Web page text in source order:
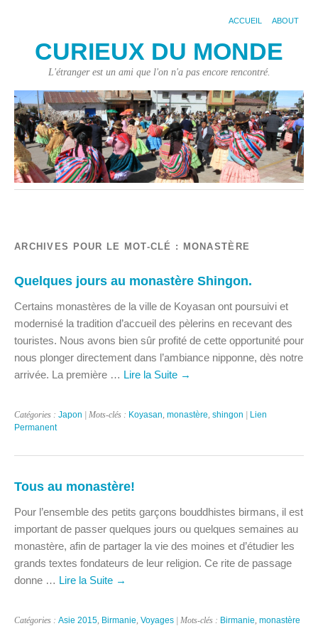
ACCUEIL ABOUT
CURIEUX DU MONDE
L'étranger est un ami que l'on n'a pas encore rencontré.
ARCHIVES POUR LE MOT-CLÉ : MONASTÈRE
Quelques jours au monastère Shingon.
Certains monastères de la ville de Koyasan ont poursuivi et
modernisé la tradition d’accueil des pèlerins en recevant des
touristes. Nous avons bien sûr profité de cette opportunité pour
nous plonger directement dans l’ambiance nipponne, dès notre
arrivée. La première … Lire la Suite →
Catégories : Japon | Mots-clés : Koyasan monastère shingon | Lien
Permanent
Tous au monastère!
Pour l’ensemble des petits garçons bouddhistes birmans, il est
important de passer quelques jours ou quelques semaines au
monastère, afin de partager la vie des moines et d’étudier les
grands textes fondateurs de leur religion. Ce rite de passage
donne … Lire la Suite →
Catégories : Asie 2015 Birmanie Voyages | Mots-clés : Birmanie monastère